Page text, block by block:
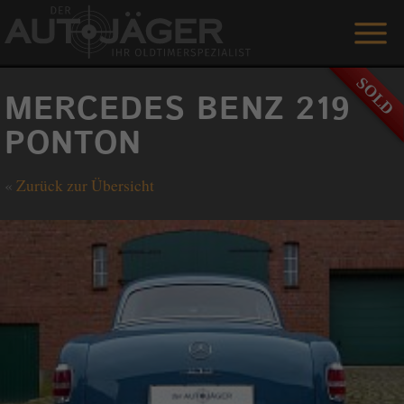
ANGEBOTE
LEISTUNGEN
REFERENZEN
DER AUTOJÄGER
ENGLISH
0 1515 / 466 66 80
MERCEDES BENZ 219
PONTON
« Zurück zur Übersicht